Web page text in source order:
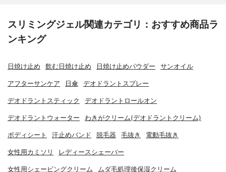
スリミングジェル関連カテゴリ：おすすめ商品ラ
ンキング
日焼け止め 飲む日焼け止め 日焼け止めパウダー サンオイル
アフターサンケア 日傘 デオドラントスプレー
デオドラントスティック デオドラントロールオン
デオドラントウォーター わきがクリーム(デオドラントクリーム)
ボディシート 汗止めバンド 脱毛器 毛抜き 電動毛抜き
女性用カミソリ レディースシェーバー
女性用シェービングクリーム ムダ毛処理後保湿クリーム